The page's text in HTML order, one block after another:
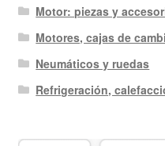
Motor: piezas y
Motores, cajas de
Neumáticos y ruedas
Refrigeración,